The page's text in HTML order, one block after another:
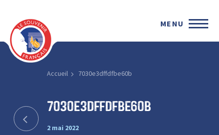
MENU
Accueil 7030e3dffdfbe60b
7030e3dffdfbe60b
2 mai 2022